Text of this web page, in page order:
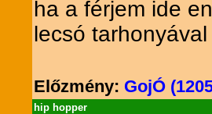
ha a férjem ide
lecsó tarhonyával
Előzmény: GojÓ
hip hopper